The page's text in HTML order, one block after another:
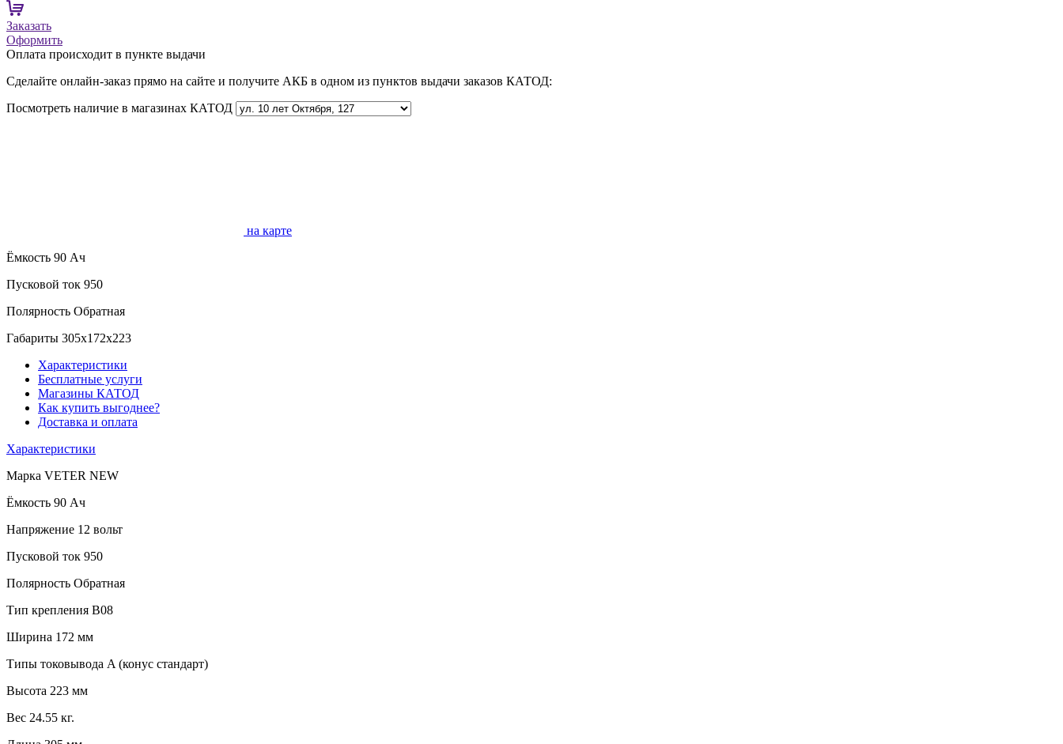
Заказать
Оформить
Оплата происходит в пункте выдачи
Сделайте онлайн-заказ прямо на сайте и получите АКБ в одном из пунктов выдачи заказов КАТОД:
Посмотреть наличие в магазинах КАТОД
на карте
Ёмкость 90 Ач
Пусковой ток 950
Полярность Обратная
Габариты 305x172x223
Характеристики
Бесплатные услуги
Магазины КАТОД
Как купить выгоднее?
Доставка и оплата
Характеристики
Марка VETER NEW
Ёмкость 90 Ач
Напряжение 12 вольт
Пусковой ток 950
Полярность Обратная
Тип крепления B08
Ширина 172 мм
Типы токовывода A (конус стандарт)
Высота 223 мм
Вес 24.55 кг.